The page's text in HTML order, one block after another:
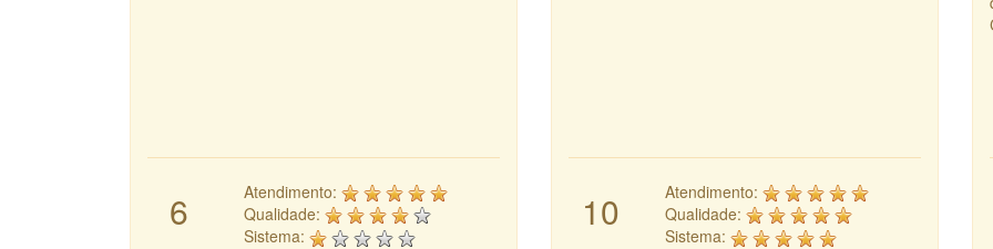
6
Atendimento:
Qualidade:
Sistema:
10
Atendimento:
Qualidade:
Sistema: